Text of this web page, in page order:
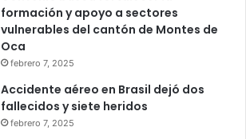
formación y apoyo a sectores
vulnerables del cantón de Montes de
Oca
febrero 7, 2025
Accidente aéreo en Brasil dejó dos
fallecidos y siete heridos
febrero 7, 2025